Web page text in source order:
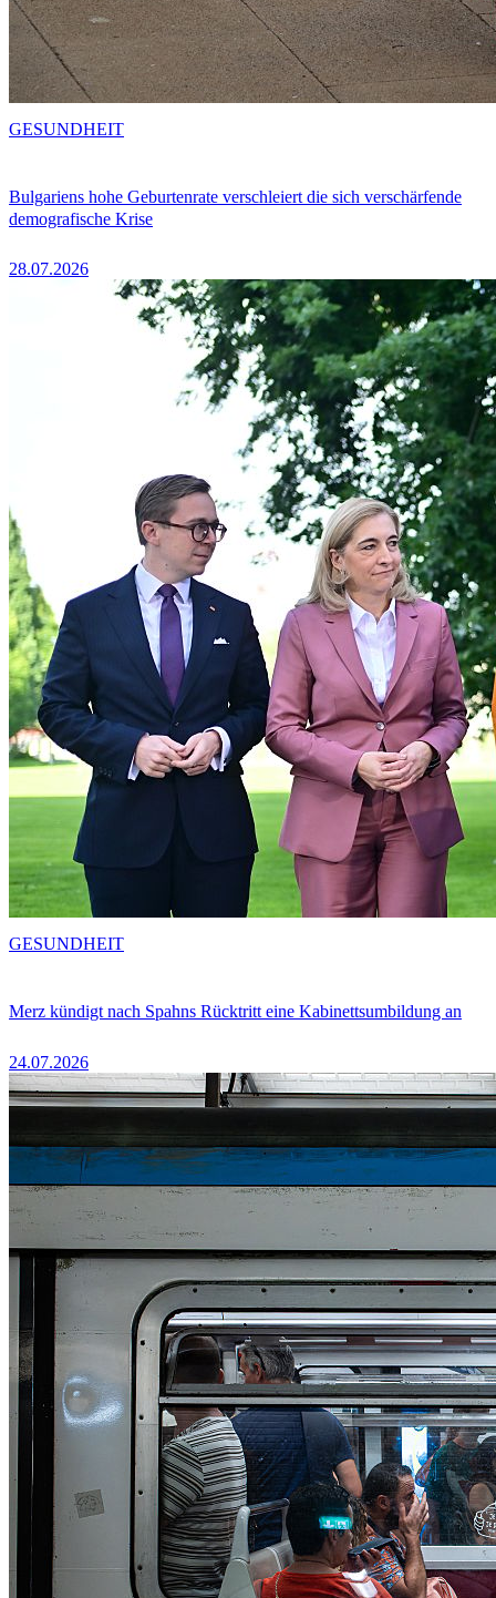
Bulgariens hohe Geburtenrate verschleiert die sich verschärfende
demografische Krise
28.07.2026
GESUNDHEIT
Merz kündigt nach Spahns Rücktritt eine Kabinettsumbildung an
24.07.2026
GESUNDHEIT